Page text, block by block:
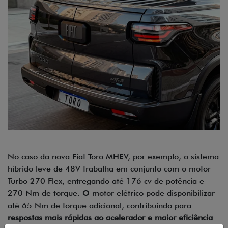
No caso da nova Fiat Toro MHEV, por exemplo, o sistema
híbrido leve de 48V trabalha em conjunto com o motor
Turbo 270 Flex, entregando até 176 cv de potência e
270 Nm de torque. O motor elétrico pode disponibilizar
até 65 Nm de torque adicional, contribuindo para
respostas mais rápidas ao acelerador e maior eficiência